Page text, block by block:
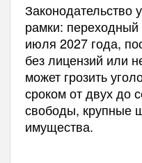
Законодательство
рамки:
июля 2027 года,
без лицензий или
может грозить
сроком от двух до
свободы, крупные
имущества.